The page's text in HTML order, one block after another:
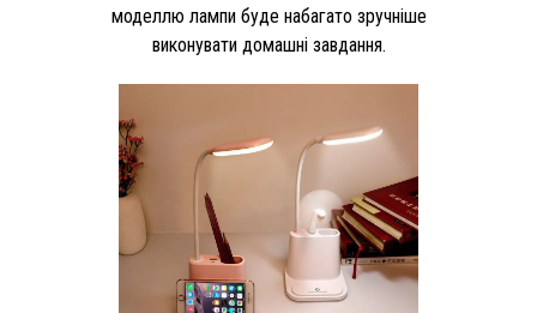
моделлю лампи буде набагато зручніше
виконувати домашні завдання.